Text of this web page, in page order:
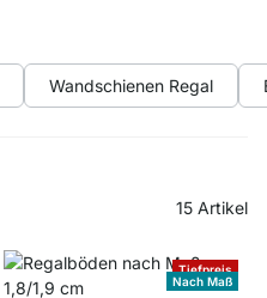
Wandschienen Regal
15 Artikel
Tiefpreis
Nach Maß